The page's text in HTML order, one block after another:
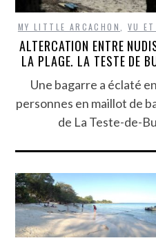
MY LITTLE ARCACHON VU
ALTERCATION ENTRE
LA PLAGE. LA TESTE DE
Une bagarre a éclaté
personnes en maillot de
de La Teste-de-